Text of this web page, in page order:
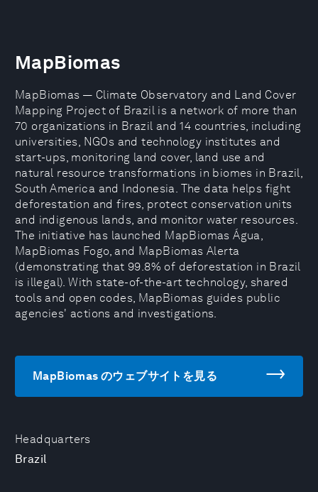
Headquarters
Brazil
MapBiomas
MapBiomas — Climate Observatory and Land Cover
Mapping Project of Brazil is a network of more than
70 organizations in Brazil and 14 countries, including
universities, NGOs and technology institutes and
start-ups, monitoring land cover, land use and
natural resource transformations in biomes in Brazil,
South America and Indonesia. The data helps fight
deforestation and fires, protect conservation units
and indigenous lands, and monitor water resources.
The initiative has launched MapBiomas Água,
MapBiomas Fogo, and MapBiomas Alerta
(demonstrating that 99.8% of deforestation in Brazil
is illegal). With state-of-the-art technology, shared
tools and open codes, MapBiomas guides public
agencies' actions and investigations.
MapBiomas のウェブサイトを見る